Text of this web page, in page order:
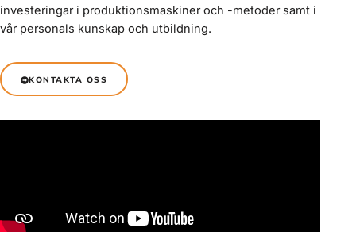
investeringar i produktionsmaskiner och -metoder samt i
vår personals kunskap och utbildning.
KONTAKTA OSS